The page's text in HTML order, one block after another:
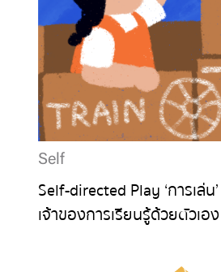
Self
Self-directed Play ‘การเล่น
เจ้าของการเรียนรู้ด้วยตัวเอง